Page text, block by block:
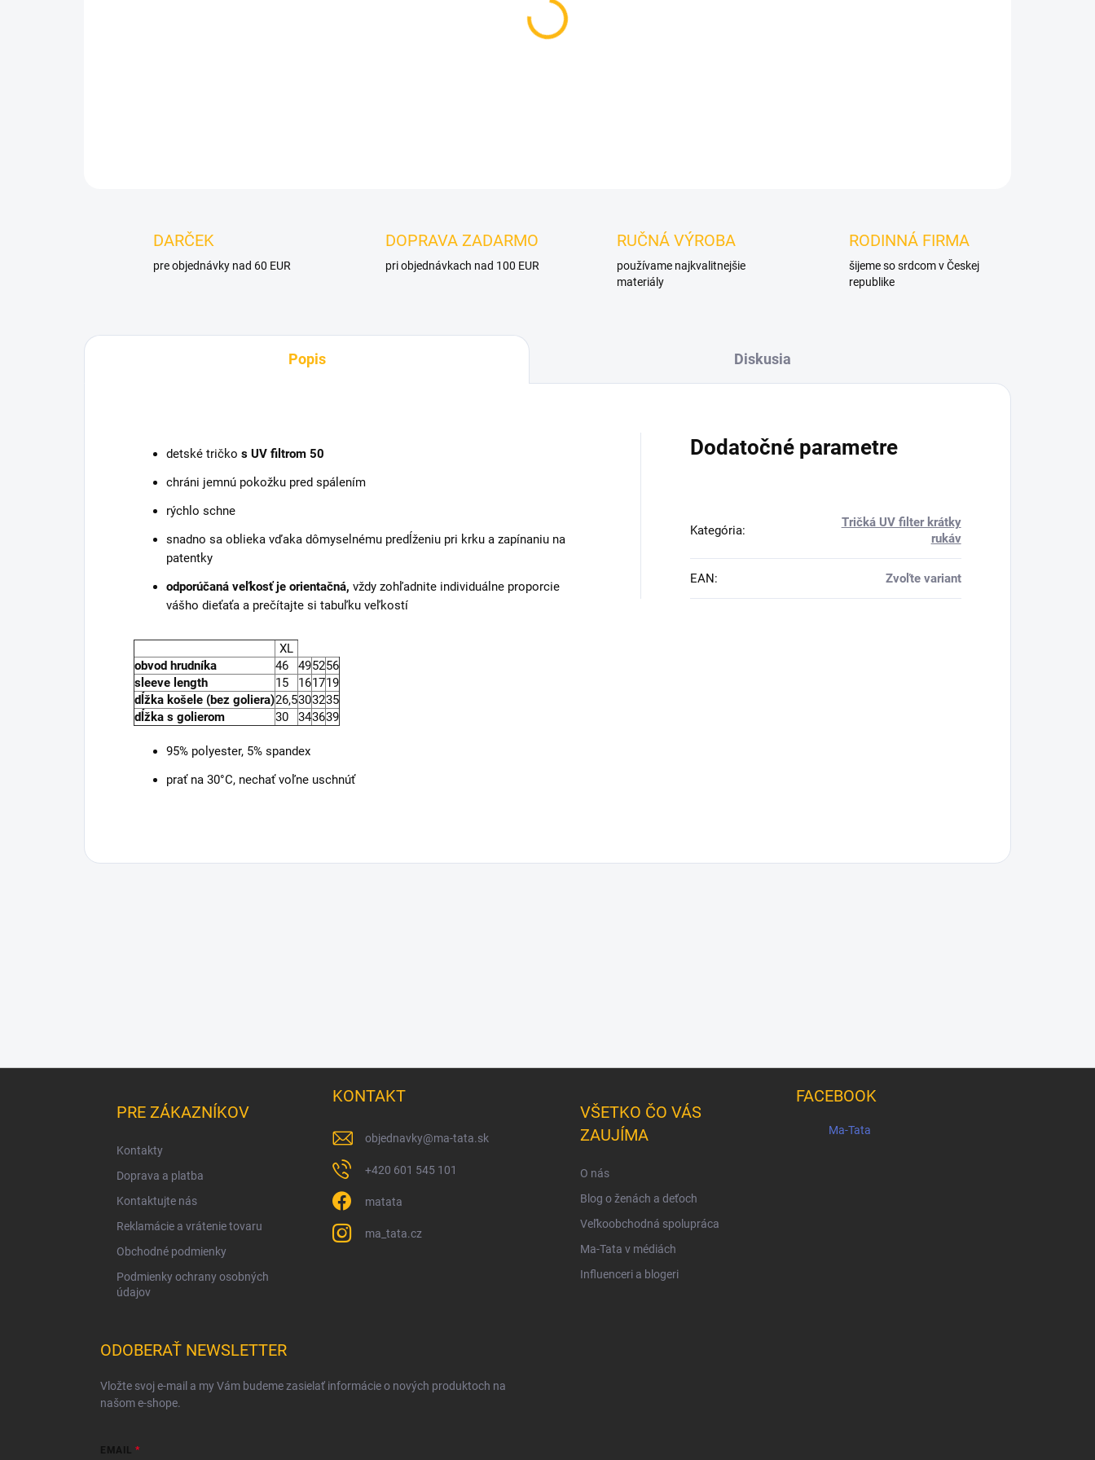
DARČEK
pre objednávky nad 60 EUR
DOPRAVA ZADARMO
pri objednávkach nad 100 EUR
RUČNÁ VÝROBA
používame najkvalitnejšie
materiály
RODINNÁ FIRMA
šijeme so srdcom v Českej
republike
Popis Diskusia
detské tričko s UV filtrom 50
chráni jemnú pokožku pred spálením
rýchlo schne
snadno sa oblieka vďaka dômyselnému predĺženiu pri krku a zapínaniu na
patentky
odporúčaná veľkosť je orientačná, vždy zohľadnite individuálne proporcie
vášho dieťaťa a prečítajte si tabuľku veľkostí
XL
obvod hrudníka
46 495256
sleeve length
15 161719
dĺžka košele (bez goliera)26,5303235
dĺžka s golierom
30 343639
95% polyester, 5% spandex
prať na 30°C, nechať voľne uschnúť
Dodatočné parametre
Kategória:
Tričká UV filter krátky
rukáv
EAN: Zvoľte variant
PRE ZÁKAZNÍKOV
Kontakty
Doprava a platba
Kontaktujte nás
Reklamácie a vrátenie tovaru
Obchodné podmienky
Podmienky ochrany osobných
údajov
KONTAKT
objednavky@ma-tata.sk
+420 601 545 101
matata
ma_tata.cz
VŠETKO ČO VÁS
ZAUJÍMA
O nás
Blog o ženách a deťoch
Veľkoobchodná spolupráca
Ma-Tata v médiách
Influenceri a blogeri
FACEBOOK
Ma-Tata
ODOBERAŤ NEWSLETTER
Vložte svoj e-mail a my Vám budeme zasielať informácie o nových produktoch na
našom e-shope.
EMAIL